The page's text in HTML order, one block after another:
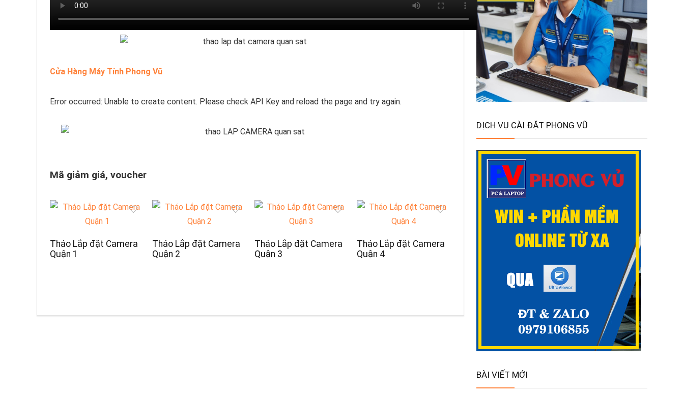
Cửa Hàng Máy Tính Phong Vũ
Error occurred: Unable to create content. Please check API Key and reload the page and try again.
Mã giảm giá, voucher
Tháo Lắp đặt Camera
Quận 1
Tháo Lắp đặt Camera
Quận 2
Tháo Lắp đặt Camera
Quận 3
Tháo Lắp đặt Camera
Quận 4
DỊCH VỤ CÀI ĐẶT PHONG VŨ
BÀI VIẾT MỚI